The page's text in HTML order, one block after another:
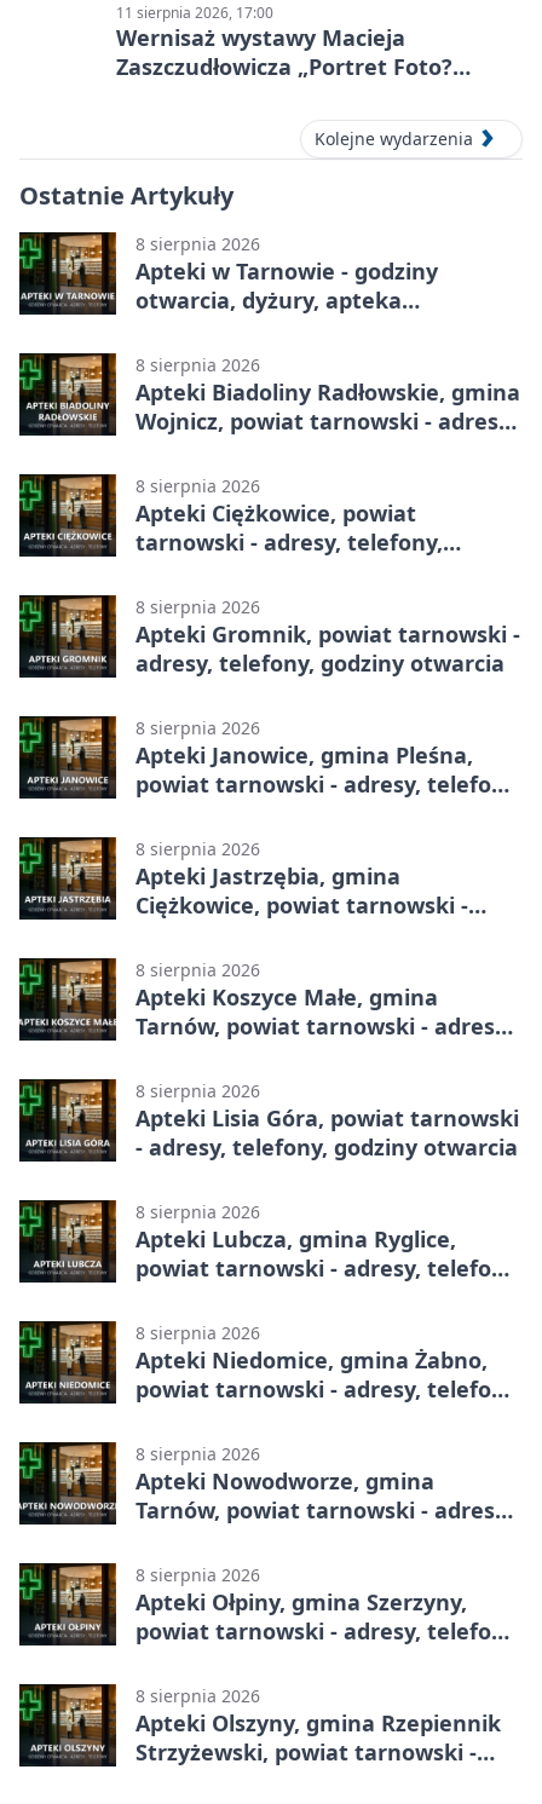
11 sierpnia 2026, 17:00
Wernisaż wystawy Macieja
Zaszczudłowicza „Portret Foto?
Kolejne wydarzenia
Ostatnie Artykuły
8 sierpnia 2026
Apteki w Tarnowie - godziny
otwarcia, dyżury, apteka
8 sierpnia 2026
Apteki Biadoliny Radłowskie, gmina
Wojnicz, powiat tarnowski - adresy,
8 sierpnia 2026
Apteki Ciężkowice, powiat
tarnowski - adresy, telefony,
8 sierpnia 2026
Apteki Gromnik, powiat tarnowski -
adresy, telefony, godziny otwarcia
8 sierpnia 2026
Apteki Janowice, gmina Pleśna,
powiat tarnowski - adresy, telefony,
8 sierpnia 2026
Apteki Jastrzębia, gmina
Ciężkowice, powiat tarnowski -
8 sierpnia 2026
Apteki Koszyce Małe, gmina
Tarnów, powiat tarnowski - adresy,
8 sierpnia 2026
Apteki Lisia Góra, powiat tarnowski
- adresy, telefony, godziny otwarcia
8 sierpnia 2026
Apteki Lubcza, gmina Ryglice,
powiat tarnowski - adresy, telefony,
8 sierpnia 2026
Apteki Niedomice, gmina Żabno,
powiat tarnowski - adresy, telefony,
8 sierpnia 2026
Apteki Nowodworze, gmina
Tarnów, powiat tarnowski - adresy,
8 sierpnia 2026
Apteki Ołpiny, gmina Szerzyny,
powiat tarnowski - adresy, telefony,
8 sierpnia 2026
Apteki Olszyny, gmina Rzepiennik
Strzyżewski, powiat tarnowski -